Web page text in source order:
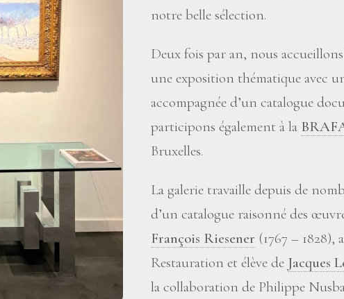
notre belle sélection.
Deux fois par an, nous
une exposition thématique avec
accompagnée d’un catalogue
participons également à la
Bruxelles.
La galerie travaille depuis de
d’un catalogue raisonné des
François Riesener (1767 – 1828),
Restauration et élève de Jacques
la collaboration de Philippe